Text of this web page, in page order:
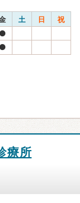
土 日 祝
療所